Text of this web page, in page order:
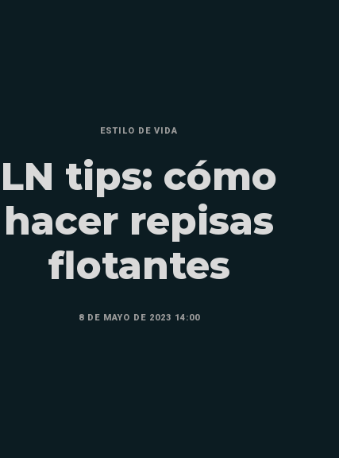
ESTILO DE VIDA
LN tips: cómo
hacer repisas
flotantes
8 DE MAYO DE 2023 14:00